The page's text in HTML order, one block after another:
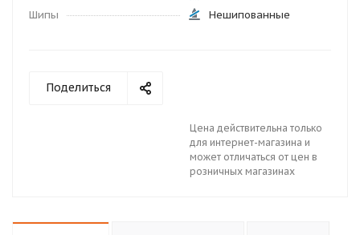
Шипы
Нешипованные
Поделиться
Цена действительна только
для интернет-магазина и
может отличаться от цен в
розничных магазинах